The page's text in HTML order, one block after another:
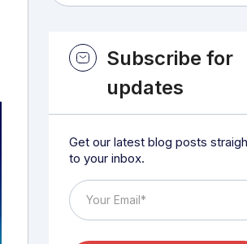
Subscribe for
updates
Get our latest blog posts
to your inbox.